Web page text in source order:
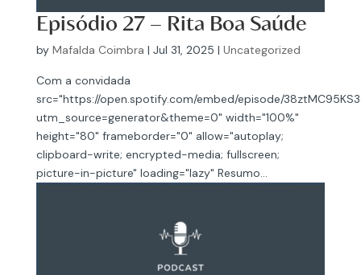
Episódio 27 – Rita Boa Saúde
by Mafalda Coimbra | Jul 31, 2025 | Uncategorized
Com a convidada
src="https://open.spotify.com/embed/episode/
utm_source=generator&theme=0" width="100%"
height="80" frameborder="0" allow="autoplay;
clipboard-write; encrypted-media; fullscreen;
picture-in-picture" loading="lazy" Resumo...